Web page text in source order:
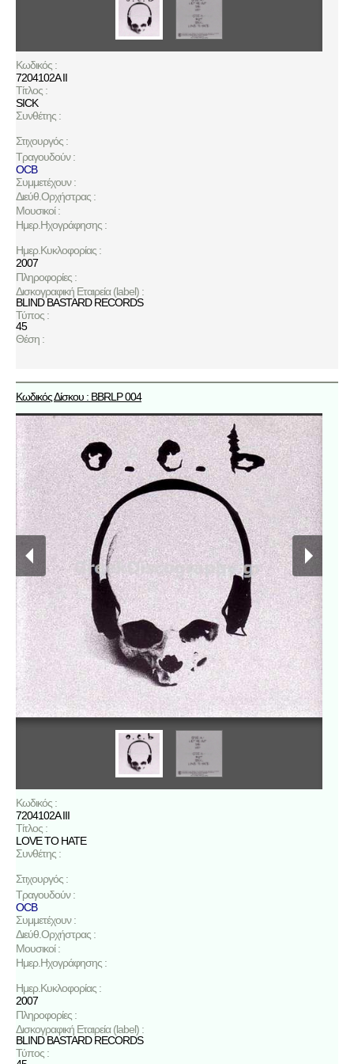
Κωδικός :
7204102A II
Τίτλος :
SICK
Συνθέτης :
Στιχουργός :
Τραγουδούν :
OCB
Συμμετέχουν :
Διεύθ.Ορχήστρας :
Μουσικοί :
Ημερ.Ηχογράφησης :
Ημερ.Κυκλοφορίας :
2007
Πληροφορίες :
Δισκογραφική Εταιρεία (label) :
BLIND BASTARD RECORDS
Τύπος :
45
Θέση :
Κωδικός Δίσκου : BBRLP 004
Κωδικός :
7204102A III
Τίτλος :
LOVE TO HATE
Συνθέτης :
Στιχουργός :
Τραγουδούν :
OCB
Συμμετέχουν :
Διεύθ.Ορχήστρας :
Μουσικοί :
Ημερ.Ηχογράφησης :
Ημερ.Κυκλοφορίας :
2007
Πληροφορίες :
Δισκογραφική Εταιρεία (label) :
BLIND BASTARD RECORDS
Τύπος :